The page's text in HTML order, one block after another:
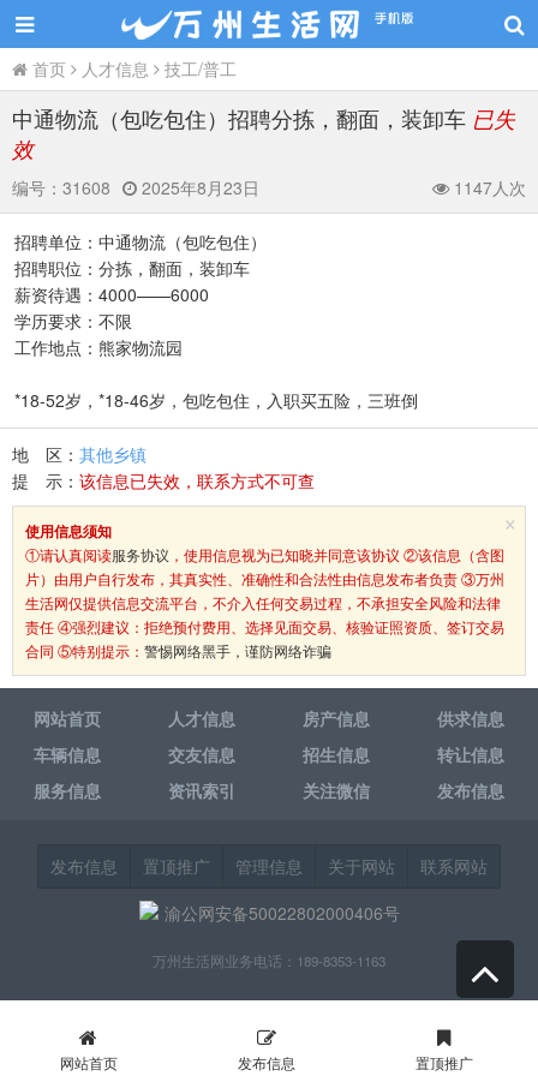
首页 人才信息 技工/普工
中通物流（包吃包住）招聘分拣，翻面，装卸车 已失
效
编号： 31608 2025年8月23日 1147人次
招聘单位：中通物流（包吃包住）
招聘职位：分拣，翻面，装卸车
薪资待遇：4000——6000
学历要求：不限
工作地点：熊家物流园
*18-52岁，*18-46岁，包吃包住，入职买五险，三班倒
地 区： 其他乡镇
提 示： 该信息已失效，联系方式不可查
×
使用信息须知
①请认真阅读服务协议 ，使用信息视为已知晓并同意该协议 ②该信息（含图
片）由用户自行发布，其真实性、准确性和合法性由信息发布者负责 ③万州
生活网仅提供信息交流平台，不介入任何交易过程，不承担安全风险和法律
责任 ④强烈建议：拒绝预付费用、选择见面交易、核验证照资质、签订交易
合同 ⑤特别提示： 警惕网络黑手，谨防网络诈骗
网站首页 人才信息 房产信息
供求信息
车辆信息
交友信息 招生信息
转让信息
服务信息
资讯索引 关注微信 发布信息
发布信息 置顶推广 管理信息 关于网站
联系网站
渝公网安备50022802000406号
万州生活网业务电话：189-8353-1163
网站首页 发布信息 置顶推广